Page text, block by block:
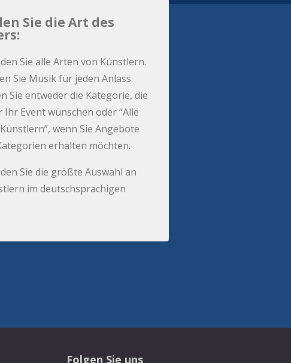
Sie die Art des
Sie alle Arten von Künstlern.
Sie Musik für jeden Anlass.
Sie entweder die Kategorie, die
Ihr Event wünschen oder “Alle
wenn Sie Angebote
erhalten möchten.
Sie die größte Auswahl an
im deutschsprachigen
Folgen Sie uns